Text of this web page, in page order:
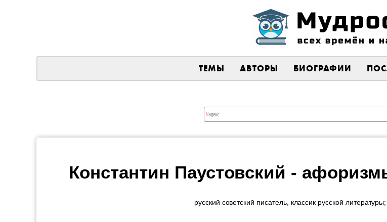
ТЕМЫ АВТОРЫ БИОГРАФИИ
Константин Паустовский -
русский советский писатель, классик русской